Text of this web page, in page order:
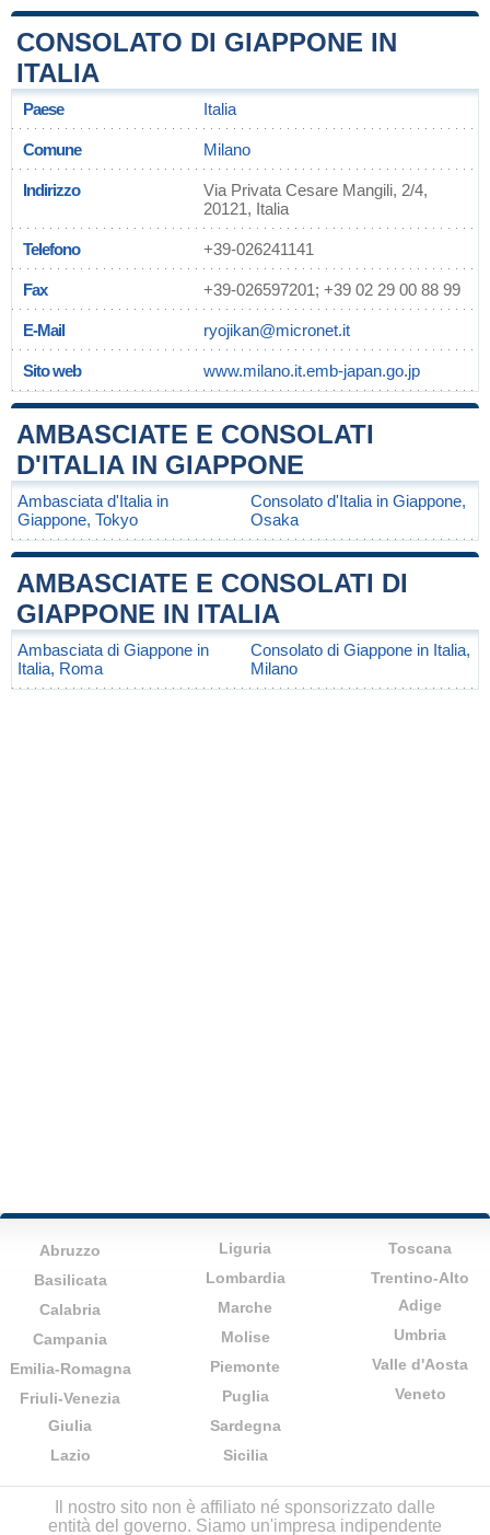
CONSOLATO DI GIAPPONE IN
ITALIA
Paese Italia
Comune Milano
Indirizzo
Via Privata Cesare Mangili, 2/4,
20121, Italia
Telefono +39-026241141
Fax +39-026597201; +39 02 29 00 88 99
E-Mail ryojikan@micronet.it
Sito web www.milano.it.emb-japan.go.jp
AMBASCIATE E CONSOLATI
D'ITALIA IN GIAPPONE
Ambasciata d'Italia in
Giappone, Tokyo
Consolato d'Italia in Giappone,
Osaka
AMBASCIATE E CONSOLATI DI
GIAPPONE IN ITALIA
Ambasciata di Giappone in
Italia, Roma
Consolato di Giappone in Italia,
Milano
Abruzzo
Basilicata
Calabria
Campania
Emilia-Romagna
Friuli-Venezia
Giulia
Lazio
Liguria
Lombardia
Marche
Molise
Piemonte
Puglia
Sardegna
Sicilia
Toscana
Trentino-Alto
Adige
Umbria
Valle d'Aosta
Veneto
Il nostro sito non è affiliato né sponsorizzato dalle
entità del governo. Siamo un'impresa indipendente